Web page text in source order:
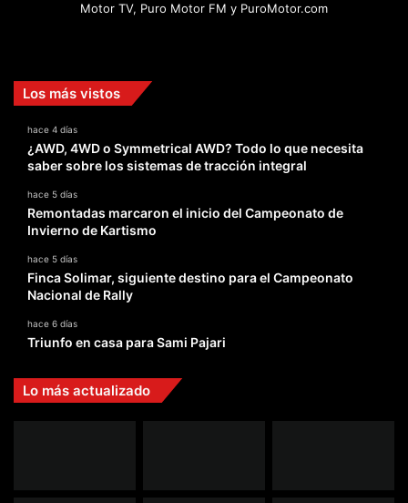
Motor TV, Puro Motor FM y PuroMotor.com
Los más vistos
hace 4 días
¿AWD, 4WD o Symmetrical AWD? Todo lo que necesita
saber sobre los sistemas de tracción integral
hace 5 días
Remontadas marcaron el inicio del Campeonato de
Invierno de Kartismo
hace 5 días
Finca Solimar, siguiente destino para el Campeonato
Nacional de Rally
hace 6 días
Triunfo en casa para Sami Pajari
Lo más actualizado